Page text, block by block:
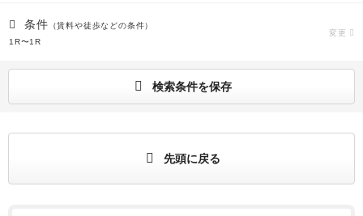
条件 （賃料や徒歩などの条件）
1R〜1R
変更
検索条件を保存
先頭に戻る